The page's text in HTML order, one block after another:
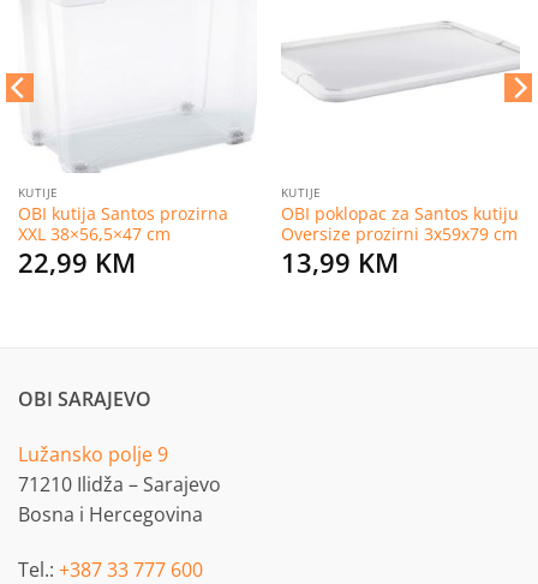
KUTIJE
OBI kutija Santos prozirna
XXL 38×56,5×47 cm
22,99 KM
želja
KUTIJE
OBI poklopac za Santos kutiju
Oversize prozirni 3x59x79 cm
13,99 KM
OBI SARAJEVO
Lužansko polje 9
71210 Ilidža – Sarajevo
Bosna i Hercegovina
Tel.: +387 33 777 600